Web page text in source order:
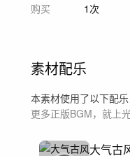
购买
1次
素材配乐
本素材使用了以下配
更多正版BGM，就上
大气古